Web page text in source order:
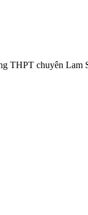
THPT chuyên Lam